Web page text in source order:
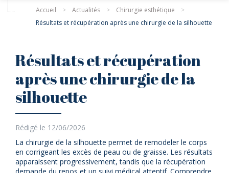
Accueil > Actualités > Chirurgie esthétique
>
Résultats et récupération après une chirurgie de la silhouette
Résultats et récupération
après une chirurgie de la
silhouette
Rédigé le 12/06/2026
La chirurgie de la silhouette permet de remodeler le corps
en corrigeant les excès de peau ou de graisse. Les résultats
apparaissent progressivement, tandis que la récupération
demande du repos et un suivi médical attentif. Comprendre